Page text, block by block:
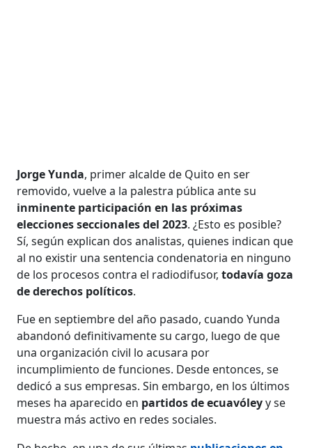
Jorge Yunda, primer alcalde de Quito en ser
removido, vuelve a la palestra pública ante su
inminente participación en las próximas
elecciones seccionales del 2023. ¿Esto es posible?
Sí, según explican dos analistas, quienes indican que
al no existir una sentencia condenatoria en ninguno
de los procesos contra el radiodifusor,todavía goza
de derechos políticos.
Fue en septiembre del año pasado, cuando Yunda
abandonó definitivamente su cargo, luego de que
una organización civil lo acusara por
incumplimiento de funciones. Desde entonces, se
dedicó a sus empresas. Sin embargo, en los últimos
meses ha aparecido en partidos de ecuavóleyy se
muestra más activo en redes sociales.